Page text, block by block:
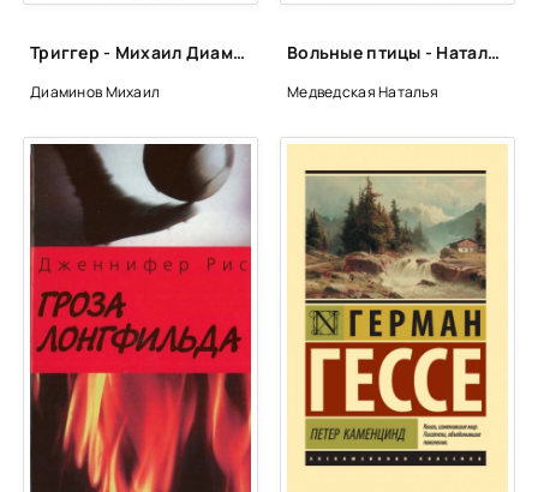
Триггер - Михаил Диаминов
Диаминов Михаил
Вольные птицы - Наталья Медведская
Медведская Наталья